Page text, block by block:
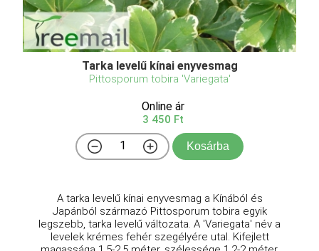
Tarka levelű kínai enyvesmag
Pittosporum tobira 'Variegata'
Online ár
3 450 Ft
Kosárba
A tarka levelű kínai enyvesmag a Kínából és
Japánból származó Pittosporum tobira egyik
legszebb, tarka levelű változata. A 'Variegata' név a
levelek krémes fehér szegélyére utal. Kifejlett